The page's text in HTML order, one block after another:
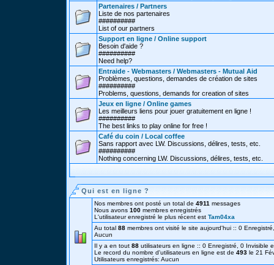
Partenaires / Partners
Liste de nos partenaires
##########
List of our partners
Support en ligne / Online support
Besoin d'aide ?
##########
Need help?
Entraide - Webmasters / Webmasters - Mutual Aid
Problèmes, questions, demandes de création de sites
##########
Problems, questions, demands for creation of sites
Jeux en ligne / Online games
Les meilleurs liens pour jouer gratuitement en ligne !
##########
The best links to play online for free !
Café du coin / Local coffee
Sans rapport avec LW. Discussions, délires, tests, etc.
##########
Nothing concerning LW. Discussions, délires, tests, etc.
Qui est en ligne ?
Nos membres ont posté un total de 4911 messages
Nous avons 100 membres enregistrés
L'utilisateur enregistré le plus récent est Tam04xa
Au total 88 membres ont visité le site aujourd'hui :: 0
Aucun
Il y a en tout 88 utilisateurs en ligne :: 0 Enregistré, 0
Le record du nombre d'utilisateurs en ligne est de 493 le 21
Utilisateurs enregistrés: Aucun